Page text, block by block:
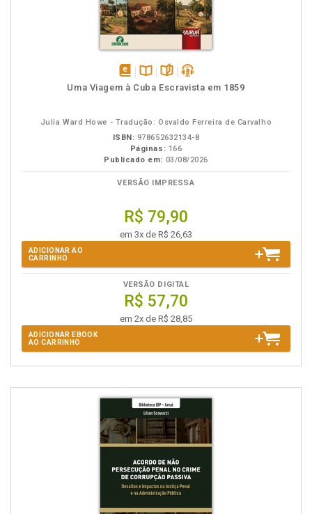
disponívelDisponível
páginaspodcast
Uma Viagem à Cuba Escravista em 1859
Julia Ward Howe - Tradução: Osvaldo Ferreira de Carvalho
ISBN: 978652632134-8
Páginas: 166
Publicado em: 03/08/2026
VERSÃO IMPRESSA
R$ 79,90
em 3x de R$ 26,63
ADICIONAR AO
CARRINHO
VERSÃO DIGITAL
R$ 57,70
em 2x de R$ 28,85
ADICIONAR EBOOK
AO CARRINHO